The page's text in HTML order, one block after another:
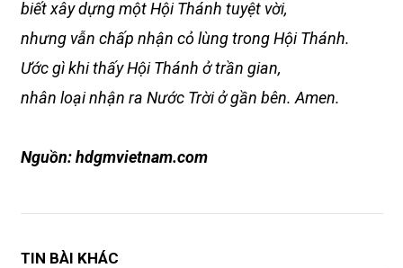
biết xây dựng một Hội Thánh tuyệt vời,
nhưng vẫn chấp nhận cỏ lùng trong Hội Thánh.
Ước gì khi thấy Hội Thánh ở trần gian,
nhân loại nhận ra Nước Trời ở gần bên. Amen.
Nguồn: hdgmvietnam.com
TIN BÀI KHÁC